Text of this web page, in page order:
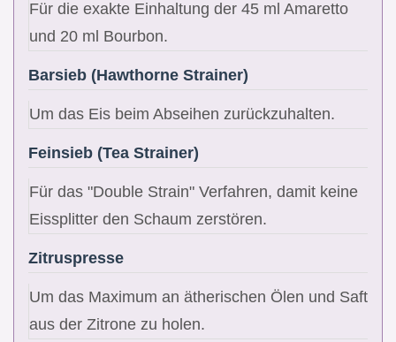
Für die exakte Einhaltung der 45 ml Amaretto
und 20 ml Bourbon.
Barsieb (Hawthorne Strainer)
Um das Eis beim Abseihen zurückzuhalten.
Feinsieb (Tea Strainer)
Für das "Double Strain" Verfahren, damit keine
Eissplitter den Schaum zerstören.
Zitruspresse
Um das Maximum an ätherischen Ölen und Saft
aus der Zitrone zu holen.